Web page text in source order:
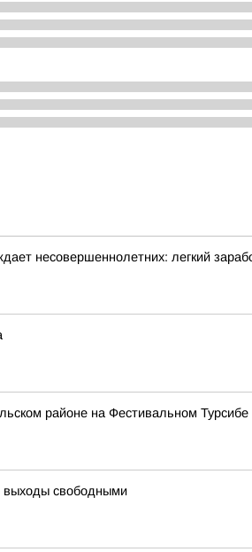
несовершеннолетних: легкий
районе на Фестивальном Турсибе
свободными